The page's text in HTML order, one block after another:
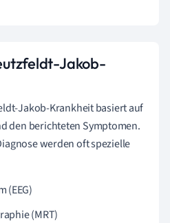
Jakob-
Jakob-Krankheit basiert auf
den berichteten Symptomen.
werden oft spezielle
(EEG)
(MRT)